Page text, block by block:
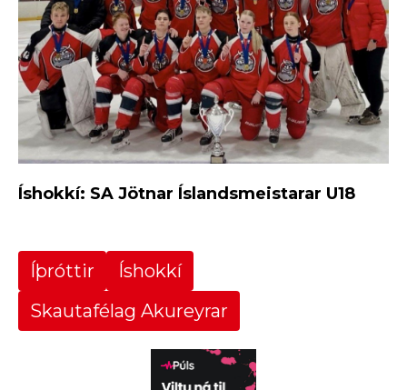
Íshokkí: SA Jötnar Íslandsmeistarar U18
Íþróttir
Íshokkí
Skautafélag Akureyrar